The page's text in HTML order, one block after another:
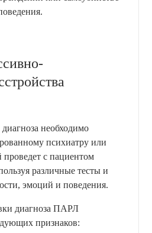
необходимо
психиатру или
проведет с пациентом
различные тесты и
эмоций и поведения.
диагноза ПАРЛ
признаков: